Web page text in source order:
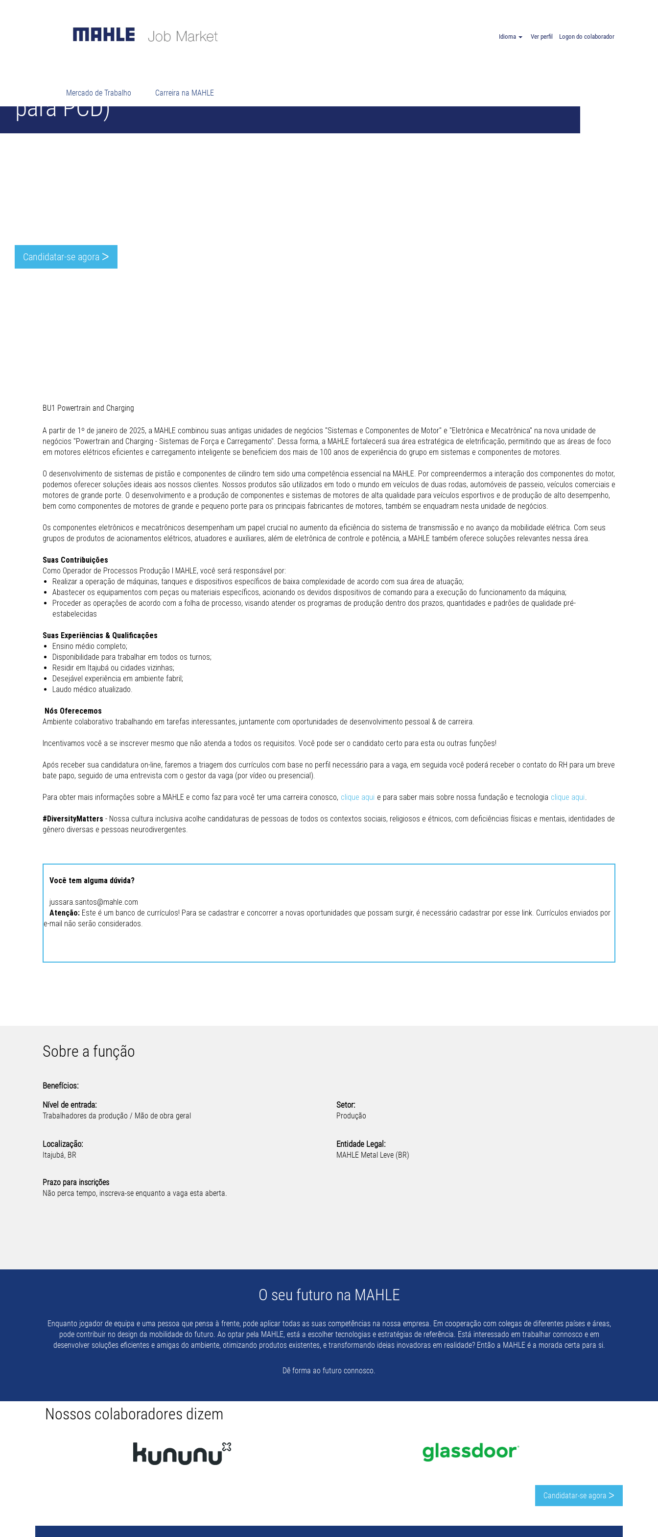
Idioma Ver perfil Logon do colaborador
Mercado de Trabalho Carreira na MAHLE
Candidatar-se agora ᐳ
para PCD)
BU1 Powertrain and Charging
A partir de 1º de janeiro de 2025, a MAHLE combinou suas antigas unidades de negócios "Sistemas e Componentes de Motor" e "Eletrônica e Mecatrônica" na nova unidade de
negócios "Powertrain and Charging - Sistemas de Força e Carregamento". Dessa forma, a MAHLE fortalecerá sua área estratégica de eletrificação, permitindo que as áreas de foco
em motores elétricos eficientes e carregamento inteligente se beneficiem dos mais de 100 anos de experiência do grupo em sistemas e componentes de motores.
O desenvolvimento de sistemas de pistão e componentes de cilindro tem sido uma competência essencial na MAHLE. Por compreendermos a interação dos componentes do motor,
podemos oferecer soluções ideais aos nossos clientes. Nossos produtos são utilizados em todo o mundo em veículos de duas rodas, automóveis de passeio, veículos comerciais e
motores de grande porte. O desenvolvimento e a produção de componentes e sistemas de motores de alta qualidade para veículos esportivos e de produção de alto desempenho,
bem como componentes de motores de grande e pequeno porte para os principais fabricantes de motores, também se enquadram nesta unidade de negócios.
Os componentes eletrônicos e mecatrônicos desempenham um papel crucial no aumento da eficiência do sistema de transmissão e no avanço da mobilidade elétrica. Com seus
grupos de produtos de acionamentos elétricos, atuadores e auxiliares, além de eletrônica de controle e potência, a MAHLE também oferece soluções relevantes nessa área.
Suas Contribuições
Como Operador de Processos Produção I MAHLE, você será responsável por:
Realizar a operação de máquinas, tanques e dispositivos específicos de baixa complexidade de acordo com sua área de atuação;
Abastecer os equipamentos com peças ou materiais específicos, acionando os devidos dispositivos de comando para a execução do funcionamento da máquina;
Proceder as operações de acordo com a folha de processo, visando atender os programas de produção dentro dos prazos, quantidades e padrões de qualidade pré-
estabelecidas
Suas Experiências & Qualificações
Ensino médio completo;
Disponibilidade para trabalhar em todos os turnos;
Residir em Itajubá ou cidades vizinhas;
Desejável experiência em ambiente fabril;
Laudo médico atualizado.
Nós Oferecemos
Ambiente colaborativo trabalhando em tarefas interessantes, juntamente com oportunidades de desenvolvimento pessoal & de carreira.
Incentivamos você a se inscrever mesmo que não atenda a todos os requisitos. Você pode ser o candidato certo para esta ou outras funções!
Após receber sua candidatura on-line, faremos a triagem dos currículos com base no perfil necessário para a vaga, em seguida você poderá receber o contato do RH para um breve
bate papo, seguido de uma entrevista com o gestor da vaga (por vídeo ou presencial).
Para obter mais informações sobre a MAHLE e como faz para você ter uma carreira conosco, clique aqui e para saber mais sobre nossa fundação e tecnologia clique aqui.
#DiversityMatters - Nossa cultura inclusiva acolhe candidaturas de pessoas de todos os contextos sociais, religiosos e étnicos, com deficiências físicas e mentais, identidades de
gênero diversas e pessoas neurodivergentes.
Você tem alguma dúvida?
jussara.santos@mahle.com
Atenção: Este é um banco de currículos! Para se cadastrar e concorrer a novas oportunidades que possam surgir, é necessário cadastrar por esse link. Currículos enviados por
e-mail não serão considerados.
Sobre a função
Benefícios:
Nível de entrada:
Trabalhadores da produção / Mão de obra geral
Setor:
Produção
Localização:
Itajubá, BR
Entidade Legal:
MAHLE Metal Leve (BR)
Prazo para inscrições
Não perca tempo, inscreva-se enquanto a vaga esta aberta.
O seu futuro na MAHLE
Enquanto jogador de equipa e uma pessoa que pensa à frente, pode aplicar todas as suas competências na nossa empresa. Em cooperação com colegas de diferentes países e áreas,
pode contribuir no design da mobilidade do futuro. Ao optar pela MAHLE, está a escolher tecnologias e estratégias de referência. Está interessado em trabalhar connosco e em
desenvolver soluções eficientes e amigas do ambiente, otimizando produtos existentes, e transformando ideias inovadoras em realidade? Então a MAHLE é a morada certa para si.
Dê forma ao futuro connosco.
Nossos colaboradores dizem
Candidatar-se agora ᐳ